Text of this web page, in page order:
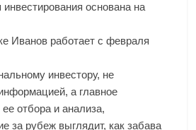
инвестирования основана на
Иванов работает с февраля
инвестору, не
а главное
отбора и анализа,
за рубеж выглядит, как забава